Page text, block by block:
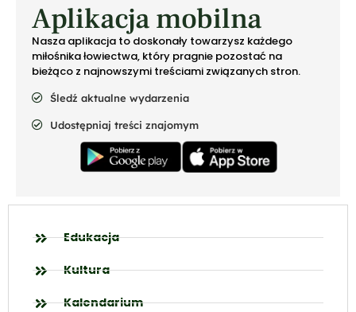
Aplikacja mobilna
Nasza aplikacja to doskonały towarzysz każdego
miłośnika łowiectwa, który pragnie pozostać na
bieżąco z najnowszymi treściami związanych stron.
Śledź aktualne wydarzenia
Udostępniaj treści znajomym
Edukacja
Kultura
Kalendarium